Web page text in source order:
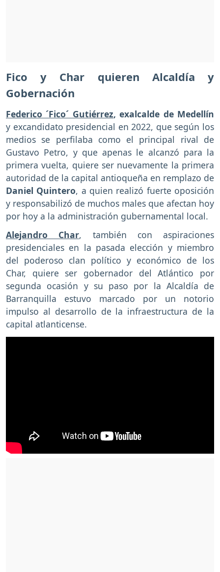
Fico y Char quieren Alcaldía y
Gobernación
Federico ´Fico´ Gutiérrez, exalcalde de Medellín
y excandidato presidencial en 2022, que según los
medios se perfilaba como el principal rival de
Gustavo Petro, y que apenas le alcanzó para la
primera vuelta, quiere ser nuevamente la primera
autoridad de la capital antioqueña en remplazo de
Daniel Quintero, a quien realizó fuerte oposición
y responsabilizó de muchos males que afectan hoy
por hoy a la administración gubernamental local.
Alejandro Char, también con aspiraciones
presidenciales en la pasada elección y miembro
del poderoso clan político y económico de los
Char, quiere ser gobernador del Atlántico por
segunda ocasión y su paso por la Alcaldía de
Barranquilla estuvo marcado por un notorio
impulso al desarrollo de la infraestructura de la
capital atlanticense.